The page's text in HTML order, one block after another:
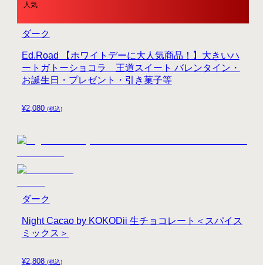
人気
¥2,080 (税込)
Ed.Road 【ホワイトデーに大人気商品！】大きいハ
ートガトーショコラ 王道スイート バレンタイン・
お誕生日・プレゼント・引き菓子等
ダーク
¥2,808 (税込)
Night Cacao by KOKODii 生チョコレート＜スパイス
ミックス＞
ダーク